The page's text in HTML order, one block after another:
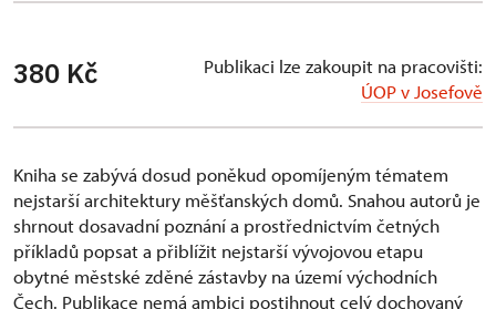
380 Kč
Publikaci lze zakoupit na pracovišti:
ÚOP v Josefově
Kniha se zabývá dosud poněkud opomíjeným tématem
nejstarší architektury měšťanských domů. Snahou autorů je
shrnout dosavadní poznání a prostřednictvím četných
příkladů popsat a přiblížit nejstarší vývojovou etapu
obytné městské zděné zástavby na území východních
Čech. Publikace nemá ambici postihnout celý dochovaný